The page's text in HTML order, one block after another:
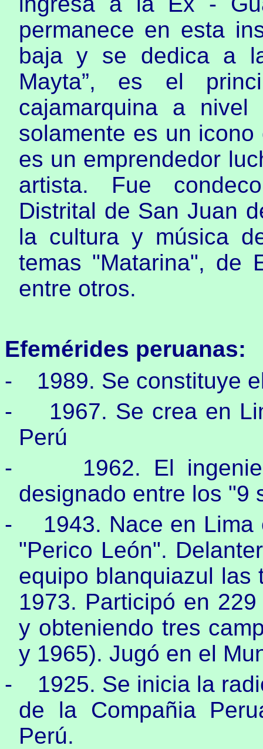
permanece en esta
baja y se dedica a
Mayta”, es el
cajamarquina a
solamente es un
es un emprendedor
artista. Fue
Distrital de San Juan
la cultura y música
temas "Matarina", de
entre otros.
Efemérides peruanas:
-
1989. Se constituye
-
1967. Se crea en
Perú
-
1962. El
designado entre los "9
-
1943. Nace en
"Perico León".
equipo blanquiazul las
1973. Participó en
y obteniendo tres
y 1965). Jugó en el
-
1925. Se inicia la
de la Compañia
Perú.